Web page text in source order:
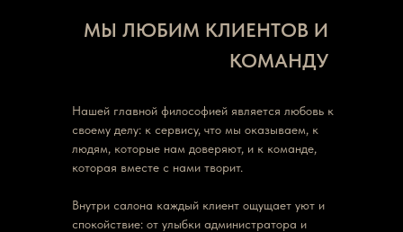
МЫ ЛЮБИМ КЛИЕНТОВ И
КОМАНДУ
Нашей главной философией является любовь к
своему делу: к сервису, что мы оказываем, к
людям, которые нам доверяют, и к команде,
которая вместе с нами творит.
Внутри салона каждый клиент ощущает уют и
спокойствие: от улыбки администратора и